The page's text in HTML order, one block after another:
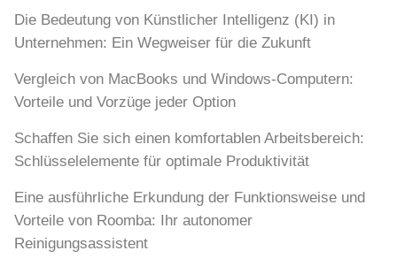
Die Bedeutung von Künstlicher Intelligenz (KI) in
Unternehmen: Ein Wegweiser für die Zukunft
Vergleich von MacBooks und Windows-Computern:
Vorteile und Vorzüge jeder Option
Schaffen Sie sich einen komfortablen Arbeitsbereich:
Schlüsselelemente für optimale Produktivität
Eine ausführliche Erkundung der Funktionsweise und
Vorteile von Roomba: Ihr autonomer
Reinigungsassistent